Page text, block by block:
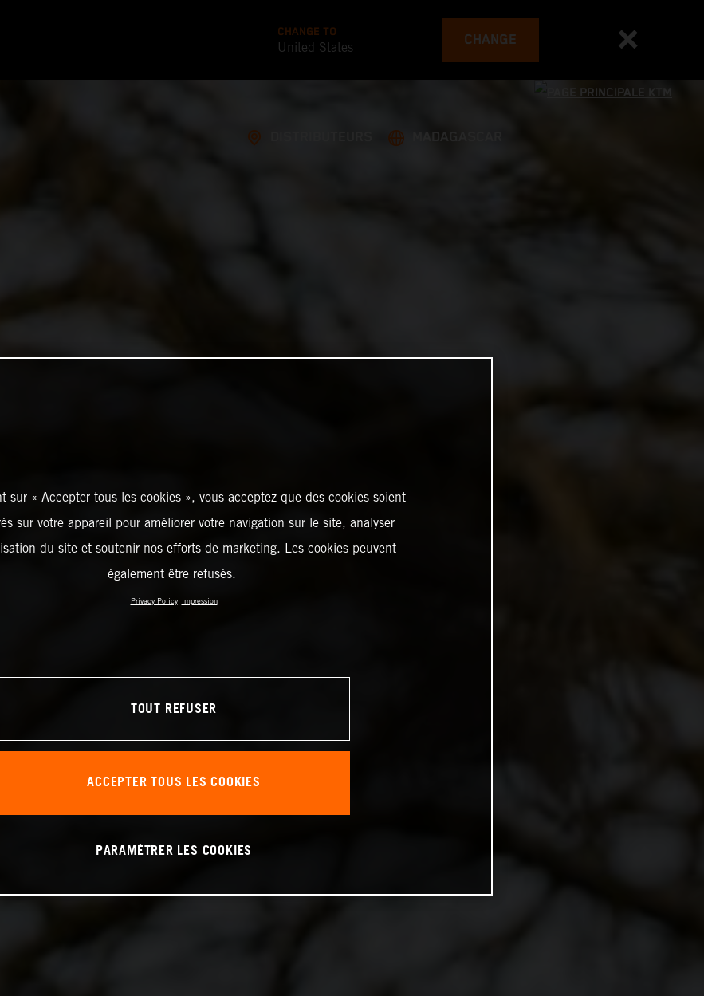
CHANGE TO
United States CHANGE
MADAGASCAR
sur « Accepter tous les cookies », vous acceptez que des cookies soient
sur votre appareil pour améliorer votre navigation sur le site, analyser
du site et soutenir nos efforts de marketing. Les cookies peuvent
également être refusés.
Privacy Policy Impression
TOUT REFUSER
ACCEPTER TOUS LES COOKIES
PARAMÉTRER LES COOKIES